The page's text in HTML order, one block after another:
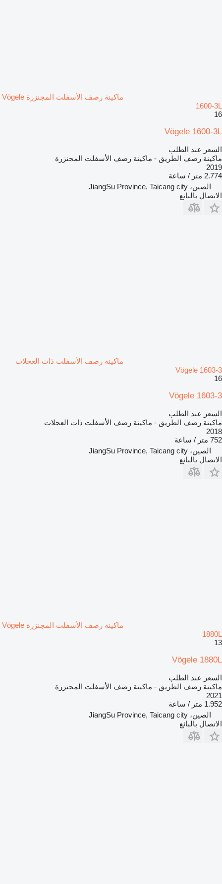
ماكينة رصف الأسفلت المجنزرة Vögele
1600-3L
16
Vögele 1600-3L
السعر عند الطلب
ماكينة رصف الطريق - ماكينة رصف الأسفلت المجنزرة
2019
2.774 متر / ساعة
الصين، JiangSu Province, Taicang city
الاتصال بالبائع
ماكينة رصف الأسفلت ذات العجلات
Vögele 1603-3
16
Vögele 1603-3
السعر عند الطلب
ماكينة رصف الطريق - ماكينة رصف الأسفلت ذات العجلات
2018
752 متر / ساعة
الصين، JiangSu Province, Taicang city
الاتصال بالبائع
ماكينة رصف الأسفلت المجنزرة Vögele
1880L
13
Vögele 1880L
السعر عند الطلب
ماكينة رصف الطريق - ماكينة رصف الأسفلت المجنزرة
2021
1.952 متر / ساعة
الصين، JiangSu Province, Taicang city
الاتصال بالبائع